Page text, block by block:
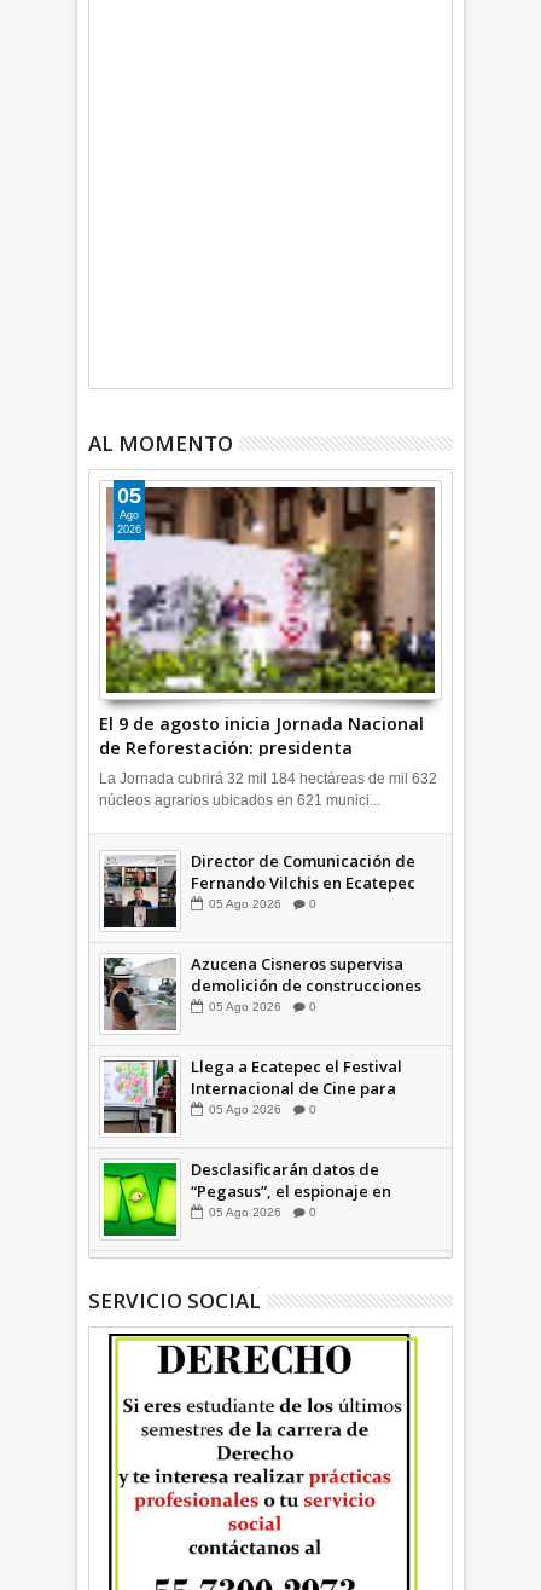
AL MOMENTO
El 9 de agosto inicia Jornada Nacional
de Reforestación: presidenta
Sheinbaum +Video INFORMATIVA
05
Ago
2026
La Jornada cubrirá 32 mil 184 hectáreas de mil 632
núcleos agrarios ubicados en 621 munici...
Director de Comunicación de
Fernando Vilchis en Ecatepec
financió publicaciones en redes
Cisneros: TEEM INFORMATIVA
05 Ago 2026 0
Azucena Cisneros supervisa
demolición de construcciones
ilegales en zona federal
05 Ago 2026 0
Llega a Ecatepec el Festival
Internacional de Cine para
Niños (… y no tan Niños) +Video
05 Ago 2026 0
Desclasificarán datos de
“Pegasus”, el espionaje en
México que afectó a cientos de
TIEMPO
05 Ago 2026 0
SERVICIO SOCIAL